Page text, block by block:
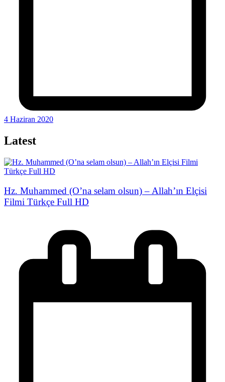
4 Haziran 2020
Latest
Hz. Muhammed (O’na selam olsun) – Allah’ın Elçisi
Filmi Türkçe Full HD